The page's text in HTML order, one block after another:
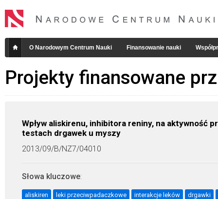
O Narodowym Centrum Nauki Finansowanie nauki
Projekty finansowane
Wpływ aliskirenu, inhibitora reniny, na aktywność
testach drgawek u myszy
2013/09/B/NZ7/04010
Słowa kluczowe:
aliskiren leki przeciwpadaczkowe interakcje leków drgawki